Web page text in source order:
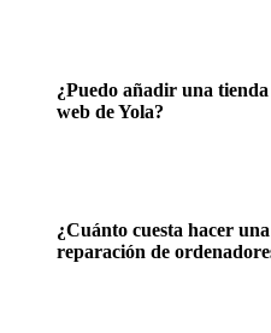
¿Puedo añadir una
web de Yola?
¿Cuánto cuesta hacer
reparación de